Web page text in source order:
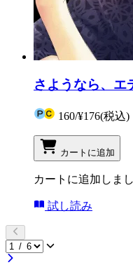
さようなら、エ
160/¥176(税込)
カートに追加
カートに追加しま
試し読み